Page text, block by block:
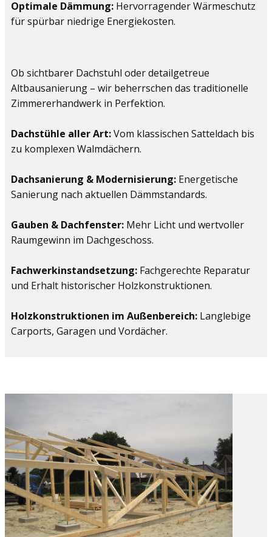
Optimale Dämmung: Hervorragender Wärmeschutz
für spürbar niedrige Energiekosten.
Ob sichtbarer Dachstuhl oder detailgetreue
Altbausanierung – wir beherrschen das traditionelle
Zimmererhandwerk in Perfektion.
Dachstühle aller Art:Vom klassischen Satteldach bis
zu komplexen Walmdächern.
Dachsanierung & Modernisierung: Energetische
Sanierung nach aktuellen Dämmstandards.
Gauben & Dachfenster: Mehr Licht und wertvoller
Raumgewinn im Dachgeschoss.
Fachwerkinstandsetzung: Fachgerechte Reparatur
und Erhalt historischer Holzkonstruktionen.
Holzkonstruktionen im Außenbereich: Langlebige
Carports, Garagen und Vordächer.